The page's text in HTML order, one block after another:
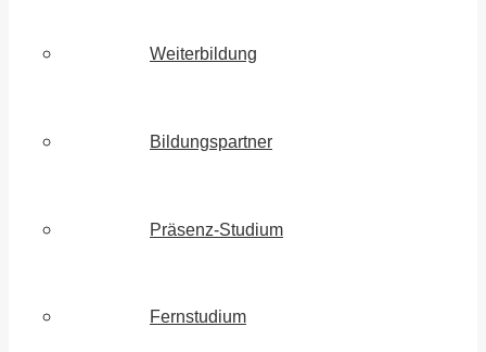
Weiterbildung
Bildungspartner
Präsenz-Studium
Fernstudium